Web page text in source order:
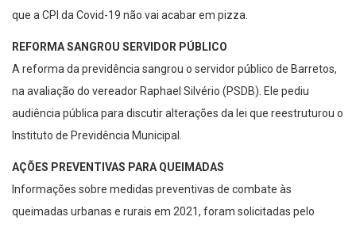
A reforma da previdência sangrou o servidor público de Barretos,
na avaliação do vereador Raphael Silvério (PSDB). Ele pediu
audiência pública para discutir alterações da lei que reestruturou o
Instituto de Previdência Municipal.
Informações sobre medidas preventivas de combate às
queimadas urbanas e rurais em 2021, foram solicitadas pelo
vereador Paulo Correa (PL). Nestor Leonel (DEM) e Ricardo